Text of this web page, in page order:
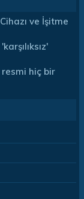
ve İşitme
hiç bir